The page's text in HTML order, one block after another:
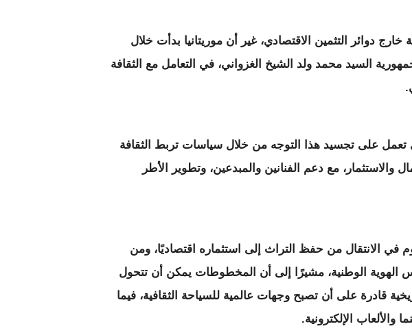
دوائر التثمين الاقتصادي، غير أن موريتانيا بدأت خلال
السيد محمد ولد الشيخ الغزواني، في التعامل مع الثقافة
تعمل على تجسيد هذا التوجه من خلال سياسات تربط الثقافة
والاستثمار، مع دعم الفنانين والمبدعين، وتطوير الأطر
في الانتقال من حفظ التراث إلى استثماره اقتصاديًا، ومن
الهوية الوطنية، مشيرًا إلى أن المخطوطات يمكن أن تتحول
قادرة على أن تصبح وجهات عالمية للسياحة الثقافية، فيما
الإلكترونية.